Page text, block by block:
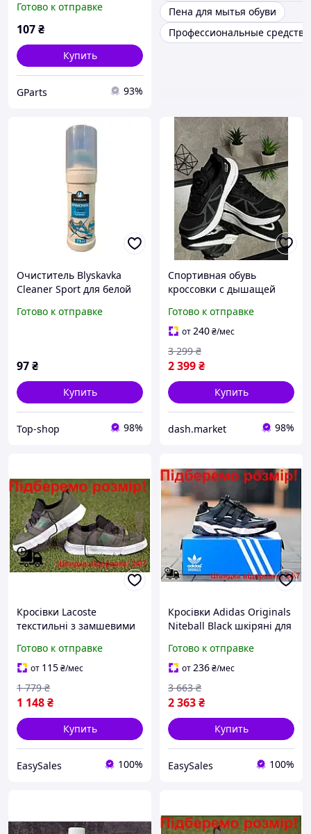
Готово к отправке
107₴
Купить
GParts 93%
Пена для мытья обуви
Профессиональные
Очиститель Blyskavka
Cleaner Sport для белой
Готово к отправке
97₴
Купить
Top-shop 98%
Спортивная обувь
кроссовки с дышащей
мужчин мягкие кроссы
для ходьбы на пенной
подошве
Готово к отправке
от240₴/мес
2 399₴
3 299 ₴
Купить
dash.market 98%
Кросівки Lacoste
текстильні з замшевими
пінною підошвою
спортивне взуття 41 (26)
Готово к отправке
от 115₴/мес
1 148₴
1 779 ₴
Купить
EasySales 100%
Кросівки Adidas Originals
Niteball Black шкіряні для
взуття з пінною
підошвою 41 (26)
Готово к отправке
от236₴/мес
2 363₴
3 663 ₴
Купить
EasySales 100%